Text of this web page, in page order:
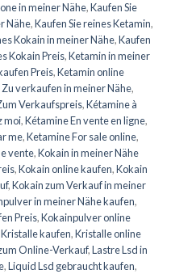
in meiner Nähe,Kaufen Sie
Nähe,Kaufen Sie reines Ketamin,
Kokain in meiner Nähe,Kaufen
Kokain Preis,Ketamin in meiner
Preis,Ketamin online
verkaufen in meiner Nähe,
Verkaufspreis,Kétamine à
moi,Kétamine En vente en ligne,
me,Ketamine For sale online,
vente,Kokain in meiner Nähe
,Kokain online kaufen,Kokain
,Kokain zum Verkauf in meiner
in meiner Nähe kaufen,
Preis,Kokainpulver online
Kristalle kaufen,Kristalle online
Online-Verkauf,Lastre Lsd in
,Liquid Lsd gebraucht kaufen,